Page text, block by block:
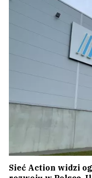
Sieć Action widzi